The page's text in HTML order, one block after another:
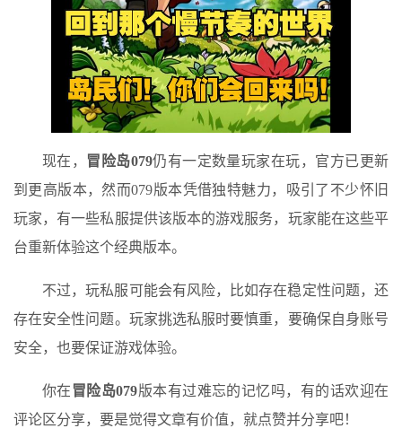
现在， 冒险岛079仍有一定数量玩家在玩，官方已更新
到更高版本，然而079版本凭借独特魅力，吸引了不少怀旧
玩家，有一些私服提供该版本的游戏服务，玩家能在这些平
台重新体验这个经典版本。
不过，玩私服可能会有风险，比如存在稳定性问题，还
存在安全性问题。玩家挑选私服时要慎重，要确保自身账号
安全，也要保证游戏体验。
你在 冒险岛079版本有过难忘的记忆吗，有的话欢迎在
评论区分享，要是觉得文章有价值，就点赞并分享吧！